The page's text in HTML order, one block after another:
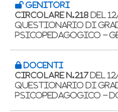
GENITORI
CIRCOLARE N.218 DEL
Questionario di
psicopedagogico -
DOCENTI
CIRCOLARE N.217DEL
Questionario di
psicopedagogico -